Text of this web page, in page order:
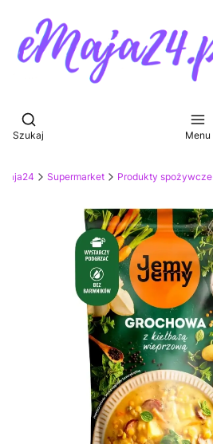
Otwórz wyszukiwarkę
Szukaj Menu
Supermarket Produkty spożywcze